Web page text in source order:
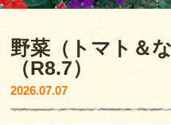
野菜（トマト＆
（R8.7）
2026.07.07